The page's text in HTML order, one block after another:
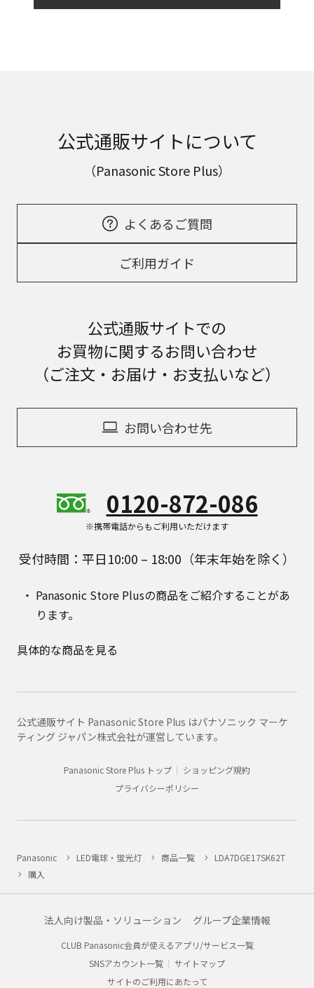
公式通販サイトについて
（Panasonic Store Plus）
よくあるご質問
ご利用ガイド
公式通販サイトでの
お買物に関するお問い合わせ
（ご注文・お届け・お支払いなど）
お問い合わせ先
0120-872-086
※携帯電話からもご利用いただけます
受付時間：平日10:00 – 18:00（年末年始を除く）
Panasonic Store Plusの商品をご紹介することがあ
ります。
具体的な商品を見る
公式通販サイト Panasonic Store Plus はパナソニック マーケ
ティング ジャパン株式会社が運営しています。
Panasonic Store Plus トップ
ショッピング規約
プライバシーポリシー
Panasonic LED電球・蛍光灯 商品一覧
LDA7DGE17SK62T
購入
法人向け製品・ソリューション グループ企業情報
CLUB Panasonic会員が使えるアプリ/サービス一覧
SNSアカウント一覧
サイトマップ
サイトのご利用にあたって